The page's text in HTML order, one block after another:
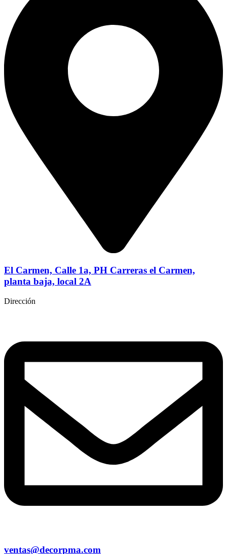
El Carmen, Calle 1a, PH Carreras el Carmen,
planta baja, local 2A
Dirección
ventas@decorpma.com